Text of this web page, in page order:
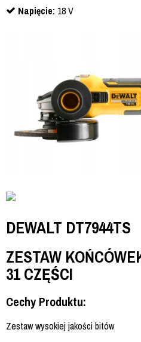
Napięcie: 18 V
DEWALT DT7944TS
ZESTAW
31 CZĘŚCI
Cechy Produktu:
Zestaw wysokiej jakości bitów